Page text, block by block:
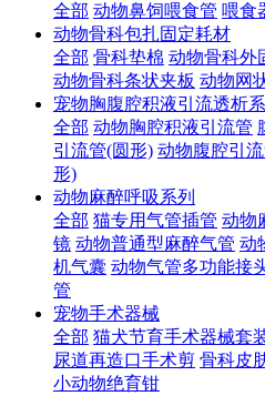
全部 动物鼻饲喂食管 喂食
动物骨科包扎固定耗材
全部 骨科垫棉 动物骨科外
动物骨科条状夹板 动物网
宠物胸腹腔积液引流透析
全部 动物胸腔积液引流管
引流管(圆形) 动物腹腔引
形)
动物麻醉呼吸系列
全部 猫专用气管插管 动物
镜 动物普通型麻醉气管 动
机气囊 动物气管多功能接
管
宠物手术器械
全部 猫犬节育手术器械套
尿道再造口手术剪 骨科皮
小动物绝育钳